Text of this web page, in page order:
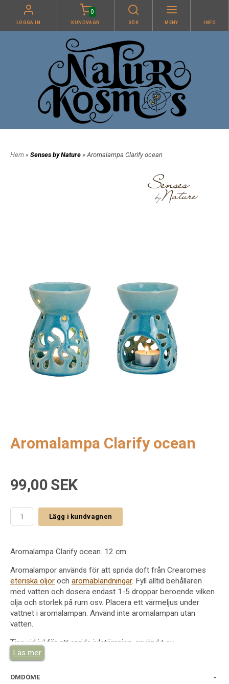
LOGGA IN
0
KUNDVAGN SÖK MENY INFO
Hem » Senses by Nature » Aromalampa Clarify ocean
Aromalampa Clarify ocean
99,00 SEK
Lägg i kundvagnen
Aromalampa Clarify ocean. 12 cm
Aromalampor används för att sprida doft från Crearomes
eteriska oljor och aromablandningar. Fyll alltid behållaren
med vatten och dosera endast 1-5 droppar beroende vilken
olja och storlek på rum osv. Placera ett värmeljus under
vattnet i aromalampan. Använd inte aromalampan utan
vatten.
Tips vid jul för att sprida julstämning, använd t ex
aromablandning
Vid avslappning använd t ex
John Blund
Läs mer
OMDÖME